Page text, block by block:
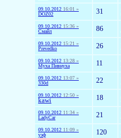
09.10.2012 16:01 »
DOZ02
31
09.10.2012 15:36 »
Смайл
86
09.10.2012 15:21 »
Prevedko
26
09.10.2012 13:28 »
Муха Пивнуха
11
09.10.2012 13:07 »
330d
22
09.10.2012 12:50 »
kawi 18
09.10.2012 11:34 »
LadyCar
21
09.10.2012 11:09 »
уэф
120